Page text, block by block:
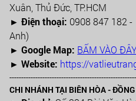
Xuân, Thủ Đức, TP.HCM
►Điện thoại: 0908 847 182
Anh)
►Google Map: BẤM VÀO
► Website: https://
CHI NHÁNH TẠI BIÊN HÒA -